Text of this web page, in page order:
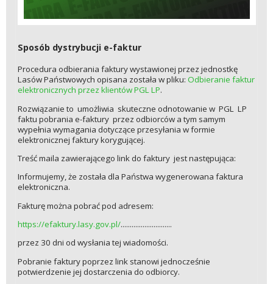
Sposób dystrybucji e-faktur
Procedura odbierania faktury wystawionej przez jednostkę
Lasów Państwowych opisana została w pliku: Odbieranie faktur
elektronicznych przez klientów PGL LP.
Rozwiązanie to umożliwia skuteczne odnotowanie w PGL LP
faktu pobrania e-faktury przez odbiorców a tym samym
wypełnia wymagania dotyczące przesyłania w formie
elektronicznej faktury korygującej.
Treść maila zawierającego link do faktury jest następująca:
Informujemy, że została dla Państwa wygenerowana faktura
elektroniczna.
Fakturę można pobrać pod adresem:
https://efaktury.lasy.gov.pl/............................
przez 30 dni od wysłania tej wiadomości.
Pobranie faktury poprzez link stanowi jednocześnie
potwierdzenie jej dostarczenia do odbiorcy.